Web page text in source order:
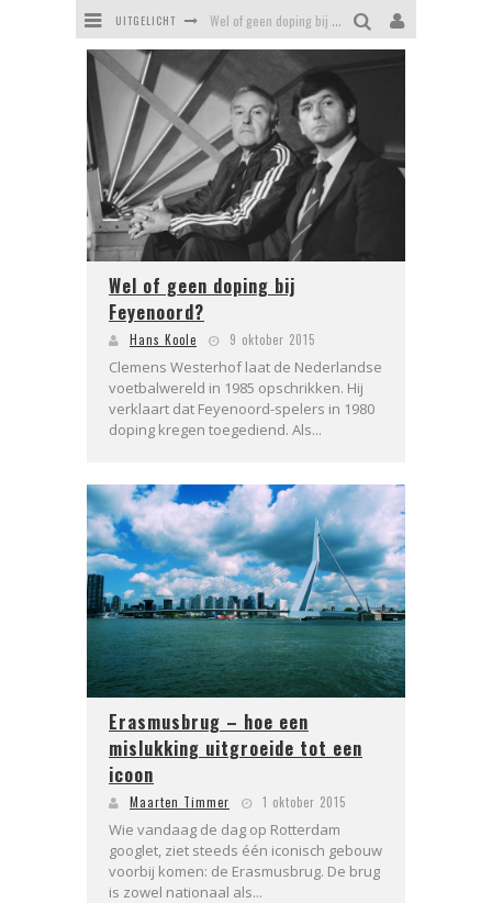
UITGELICHT Wel of geen doping bij Feyenoord?
Kaat Mossel - heldin of helleveeg
Daniel van Cotthem, Vlaardings symbool voor zinloos geweld
Stadsrechten van Rotterdam - driemaal recht is scheepsrecht
Wel of geen doping bij
Feyenoord?
Hans Koole 9 oktober 2015
Clemens Westerhof laat de Nederlandse
voetbalwereld in 1985 opschrikken. Hij
verklaart dat Feyenoord-spelers in 1980
doping kregen toegediend. Als...
Erasmusbrug – hoe een
mislukking uitgroeide tot een
icoon
Maarten Timmer 1 oktober 2015
Wie vandaag de dag op Rotterdam
googlet, ziet steeds één iconisch gebouw
voorbij komen: de Erasmusbrug. De brug
is zowel nationaal als...